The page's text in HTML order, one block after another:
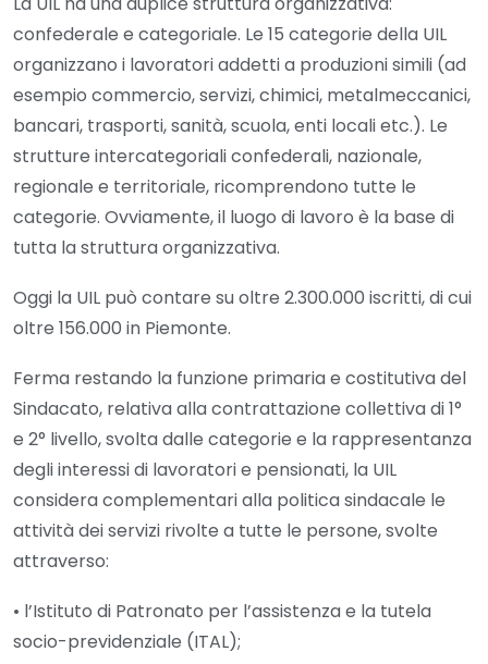
confederale e categoriale. Le 15 categorie della UIL
organizzano i lavoratori addetti a produzioni simili (ad
esempio commercio, servizi, chimici, metalmeccanici,
bancari, trasporti, sanità, scuola, enti locali etc.). Le
strutture intercategoriali confederali, nazionale,
regionale e territoriale, ricomprendono tutte le
categorie. Ovviamente, il luogo di lavoro è la base di
tutta la struttura organizzativa.
Oggi la UIL può contare su oltre 2.300.000 iscritti, di cui
oltre 156.000 in Piemonte.
Ferma restando la funzione primaria e costitutiva del
Sindacato, relativa alla contrattazione collettiva di 1°
e 2° livello, svolta dalle categorie e la rappresentanza
degli interessi di lavoratori e pensionati, la UIL
considera complementari alla politica sindacale le
attività dei servizi rivolte a tutte le persone, svolte
attraverso:
• l’Istituto di Patronato per l’assistenza e la tutela
socio-previdenziale (ITAL);